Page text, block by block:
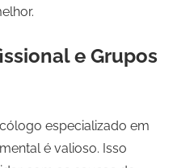
e Grupos
especializado em
é valioso. Isso